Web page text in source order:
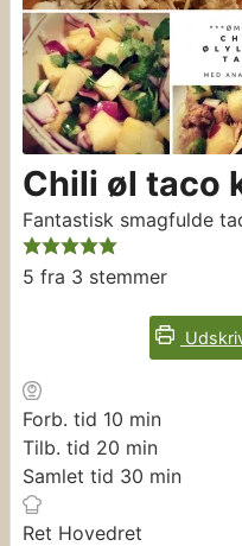
Chili øl taco
Fantastisk smagfulde
5 fra 3 stemmer
Forb. tid 10 minutter
min
Tilb. tid 20 minutter
min
Samlet tid 30 minutter
min
Ret Hovedret